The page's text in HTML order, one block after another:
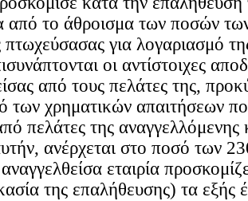
από το άθροισμα των ποσών
πτωχεύσασας για λογαριασμό
οι αντίστοιχες
από τους πελάτες της,
των χρηματικών απαιτήσεων
πελάτες της αναγγελλόμενης
ανέρχεται στο ποσό των
εταιρία
της επαλήθευσης) τα